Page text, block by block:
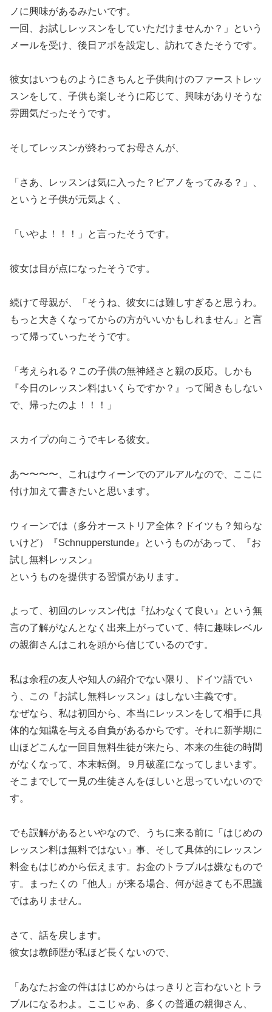
ノに興味があるみたいです。
一回、お試しレッスンをしていただけませんか？」という
メールを受け、後日アポを設定し、訪れてきたそうです。
彼女はいつものようにきちんと子供向けのファーストレッ
スンをして、子供も楽しそうに応じて、興味がありそうな
雰囲気だったそうです。
そしてレッスンが終わってお母さんが、
「さあ、レッスンは気に入った？ピアノをってみる？」、
というと子供が元気よく、
「いやよ！！！」と言ったそうです。
彼女は目が点になったそうです。
続けて母親が、「そうね、彼女には難しすぎると思うわ。
もっと大きくなってからの方がいいかもしれません」と言
って帰っていったそうです。
「考えられる？この子供の無神経さと親の反応。しかも
『今日のレッスン料はいくらですか？』って聞きもしない
で、帰ったのよ！！！」
スカイプの向こうでキレる彼女。
あ〜〜〜〜、これはウィーンでのアルアルなので、ここに
付け加えて書きたいと思います。
ウィーンでは（多分オーストリア全体？ドイツも？知らな
いけど）『Schnupperstunde』というものがあって、『お
試し無料レッスン』
というものを提供する習慣があります。
よって、初回のレッスン代は『払わなくて良い』という無
言の了解がなんとなく出来上がっていて、特に趣味レベル
の親御さんはこれを頭から信じているのです。
私は余程の友人や知人の紹介でない限り、ドイツ語でい
う、この『お試し無料レッスン』はしない主義です。
なぜなら、私は初回から、本当にレッスンをして相手に具
体的な知識を与える自負があるからです。それに新学期に
山ほどこんな一回目無料生徒が来たら、本来の生徒の時間
がなくなって、本末転倒。９月破産になってしまいます。
そこまでして一見の生徒さんをほしいと思っていないので
す。
でも誤解があるといやなので、うちに来る前に「はじめの
レッスン料は無料ではない」事、そして具体的にレッスン
料金もはじめから伝えます。お金のトラブルは嫌なもので
す。まったくの「他人」が来る場合、何が起きても不思議
ではありません。
さて、話を戻します。
彼女は教師歴が私ほど長くないので、
「あなたお金の件ははじめからはっきりと言わないとトラ
ブルになるわよ。ここじゃあ、多くの普通の親御さん、